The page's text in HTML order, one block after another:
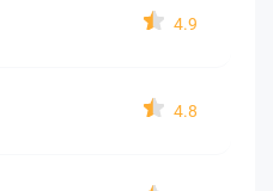
4.9
4.8